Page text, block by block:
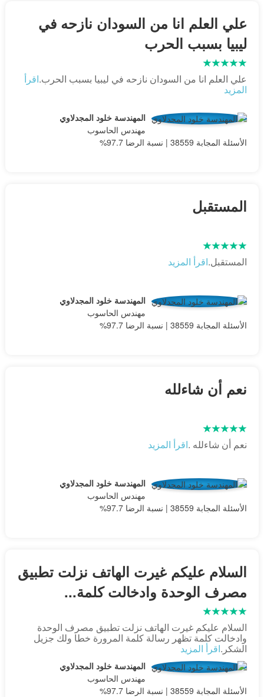
علي العلم انا من السودان نازحه في
ليبيا بسبب الحرب
علي العلم انا من السودان نازحه في ليبيا بسبب الحرب.اقرأ
المزيد
المهندسة خلود المجدلاوي
مهندس الحاسوب
الأسئلة المجابة 38559 | نسبة الرضا 97.7%
المستقبل
المستقبل.اقرأ المزيد
المهندسة خلود المجدلاوي
مهندس الحاسوب
الأسئلة المجابة 38559 | نسبة الرضا 97.7%
نعم أن شاءلله
نعم أن شاءلله .اقرأ المزيد
المهندسة خلود المجدلاوي
مهندس الحاسوب
الأسئلة المجابة 38559 | نسبة الرضا 97.7%
السلام عليكم غيرت الهاتف نزلت تطبيق
مصرف الوحدة وادخالت كلمة...
السلام عليكم غيرت الهاتف نزلت تطبيق مصرف الوحدة
وادخالت كلمة تظهر رسالة كلمة المرورة خطا ولك جزيل
الشكر.اقرأ المزيد
المهندسة خلود المجدلاوي
مهندس الحاسوب
الأسئلة المجابة 38559 | نسبة الرضا 97.7%